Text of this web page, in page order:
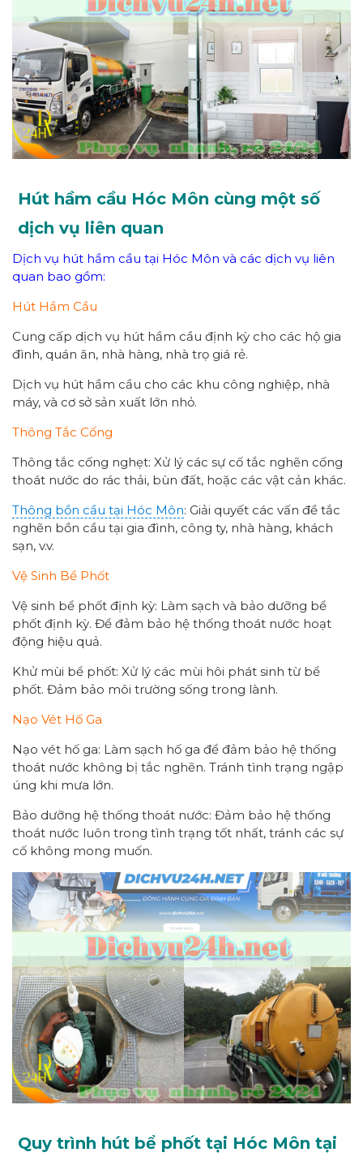
Hút hầm cầu Hóc Môn cùng một số
dịch vụ liên quan
Dịch vụ hút hầm cầu tại Hóc Môn và các dịch vụ liên
quan bao gồm:
Hút Hầm Cầu
Cung cấp dịch vụ hút hầm cầu định kỳ cho các hộ gia
đình, quán ăn, nhà hàng, nhà trọ giá rẻ.
Dịch vụ hút hầm cầu cho các khu công nghiệp, nhà
máy, và cơ sở sản xuất lớn nhỏ.
Thông Tắc Cống
Thông tắc cống nghẹt: Xử lý các sự cố tắc nghẽn cống
thoát nước do rác thải, bùn đất, hoặc các vật cản khác.
Thông bồn cầu tại Hóc Môn: Giải quyết các vấn đề tắc
nghẽn bồn cầu tại gia đình, công ty, nhà hàng, khách
sạn, v.v.
Vệ Sinh Bể Phốt
Vệ sinh bể phốt định kỳ: Làm sạch và bảo dưỡng bể
phốt định kỳ. Để đảm bảo hệ thống thoát nước hoạt
động hiệu quả.
Khử mùi bể phốt: Xử lý các mùi hôi phát sinh từ bể
phốt. Đảm bảo môi trường sống trong lành.
Nạo Vét Hố Ga
Nạo vét hố ga: Làm sạch hố ga để đảm bảo hệ thống
thoát nước không bị tắc nghẽn. Tránh tình trạng ngập
úng khi mưa lớn.
Bảo dưỡng hệ thống thoát nước: Đảm bảo hệ thống
thoát nước luôn trong tình trạng tốt nhất, tránh các sự
cố không mong muốn.
Quy trình hút bể phốt tại Hóc Môn tại